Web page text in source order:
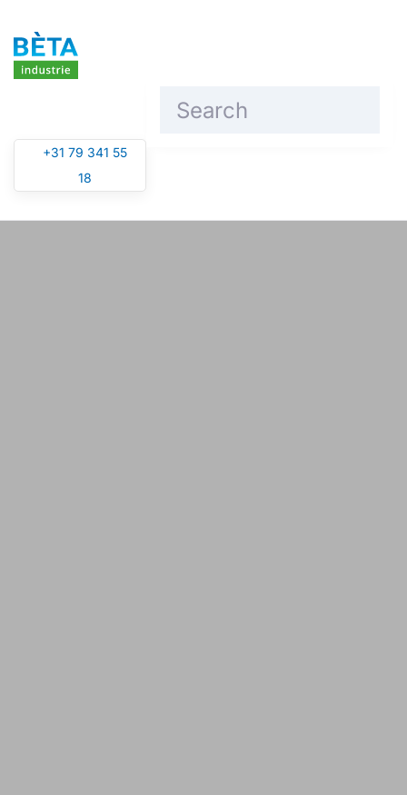
Skip to main content
+31 79 341 55
18